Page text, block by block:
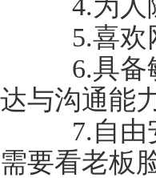
5.喜欢网
6.具备敏
达与沟通能
7.自由安
需要看老板